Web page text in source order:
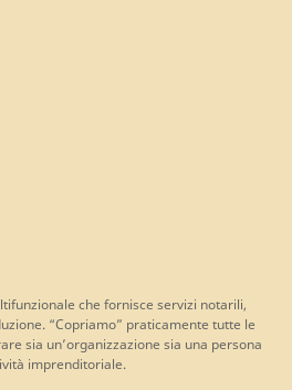
che fornisce servizi notarili,
“Copriamo” praticamente tutte le
sia un’organizzazione sia una persona
imprenditoriale.